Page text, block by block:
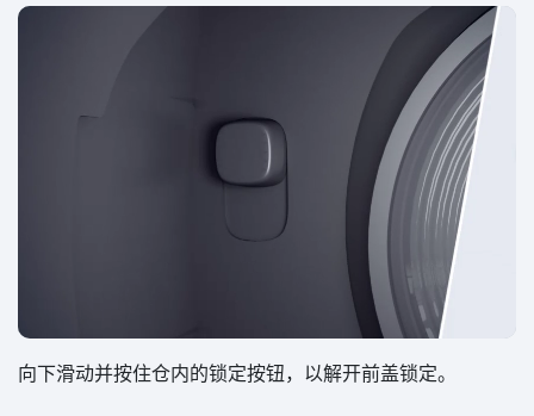
向下滑动并按住仓内的锁定按钮，以解开前盖锁定。